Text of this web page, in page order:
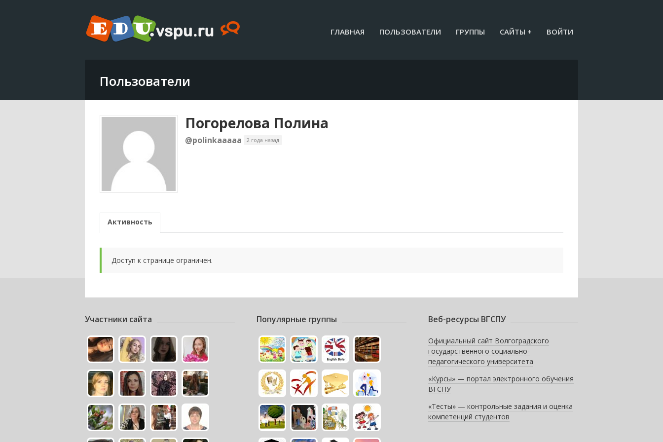
ГЛАВНАЯ ПОЛЬЗОВАТЕЛИ ГРУППЫ САЙТЫ + ВОЙТИ
Пользователи
Погорелова Полина
@polinkaaaaa 2 года назад
Активность
Доступ к странице ограничен.
Участники сайта Популярные группы Веб-ресурсы ВГСПУ
Официальный сайт Волгоградского
государственного социально-
педагогического университета
«Курсы» — портал электронного обучения
ВГСПУ
«Тесты» — контрольные задания и оценка
компетенций студентов